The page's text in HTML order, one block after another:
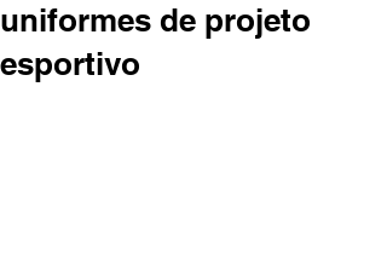
uniformes de projeto
esportivo